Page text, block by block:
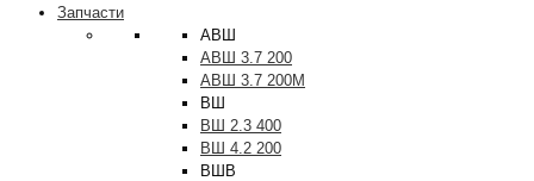
Запчасти
АВШ
АВШ 3.7 200
АВШ 3.7 200М
ВШ
ВШ 2.3 400
ВШ 4.2 200
ВШВ